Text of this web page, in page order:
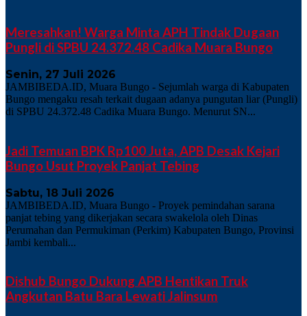
Meresahkan! Warga Minta APH Tindak Dugaan
Pungli di SPBU 24.372.48 Cadika Muara Bungo
Senin, 27 Juli 2026
JAMBIBEDA.ID, Muara Bungo - Sejumlah warga di Kabupaten
Bungo mengaku resah terkait dugaan adanya pungutan liar (Pungli)
di SPBU 24.372.48 Cadika Muara Bungo. Menurut SN...
Jadi Temuan BPK Rp100 Juta, APB Desak Kejari
Bungo Usut Proyek Panjat Tebing
Sabtu, 18 Juli 2026
JAMBIBEDA.ID, Muara Bungo - Proyek pemindahan sarana
panjat tebing yang dikerjakan secara swakelola oleh Dinas
Perumahan dan Permukiman (Perkim) Kabupaten Bungo, Provinsi
Jambi kembali...
Dishub Bungo Dukung APB Hentikan Truk
Angkutan Batu Bara Lewati Jalinsum